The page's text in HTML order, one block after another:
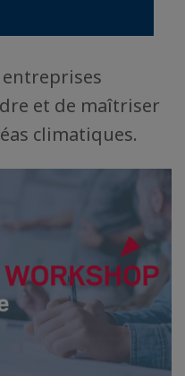
et de maîtriser
climatiques.